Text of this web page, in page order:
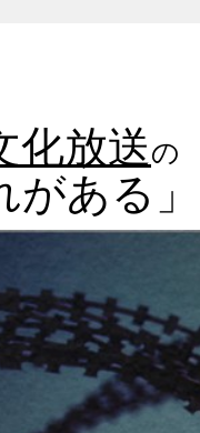
化放送の
がある」